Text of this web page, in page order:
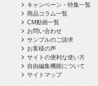
キャンペーン・特集一覧
商品コラム一覧
CM動画一覧
お問い合わせ
サンプルのご請求
お客様の声
サイトの便利な使い方
自由編集機能について
サイトマップ